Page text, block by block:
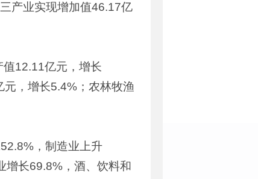
产业实现增加值46.17亿
12.11亿元，增长
，增长5.4%；农林牧渔
，制造业上升
增长69.8%，酒、饮料和